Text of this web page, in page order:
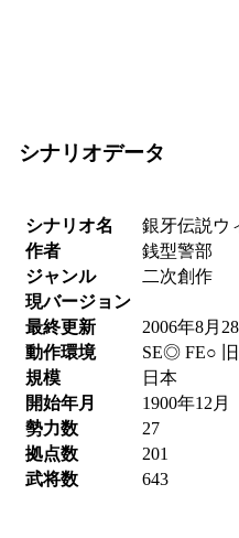
シナリオデータ
シナリオ名
銀牙伝説ウ
作者
銭型警部
ジャンル
二次創作
現バージョン
最終更新
2006年8月
動作環境
SE◎ FE○
規模
日本
開始年月
1900年12月
勢力数
27
拠点数
201
武将数
643